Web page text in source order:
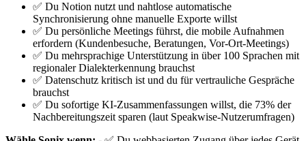
✅ Du Notion nutzt und nahtlose automatische
Synchronisierung ohne manuelle Exporte willst
✅ Du persönliche Meetings führst, die mobile Aufnahmen
erfordern (Kundenbesuche, Beratungen, Vor-Ort-Meetings)
✅ Du mehrsprachige Unterstützung in über 100 Sprachen mit
regionaler Dialekterkennung brauchst
✅ Datenschutz kritisch ist und du für vertrauliche Gespräche
brauchst
✅ Du sofortige KI-Zusammenfassungen willst, die 73% der
Nachbereitungszeit sparen (laut Speakwise-Nutzerumfragen)